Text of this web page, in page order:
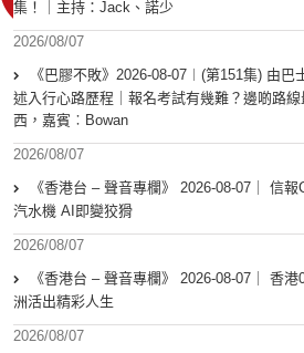
集！｜主持：Jack、諾少
2026/08/07
《巴膠不敗》2026-08-07︱(第151集) 由
述入行心路歷程｜報名考試有幾難？邊啲路
西，嘉賓︰Bowan
2026/08/07
《香港台 – 聲音專欄》 2026-08-07｜ 信
汽水機 AI即變狡猾
2026/08/07
《香港台 – 聲音專欄》 2026-08-07｜ 香
洲活出精彩人生
2026/08/07